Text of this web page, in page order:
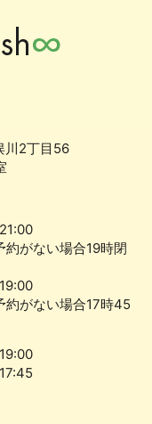
川2丁目56
約がない場合19時閉
約がない場合17時45